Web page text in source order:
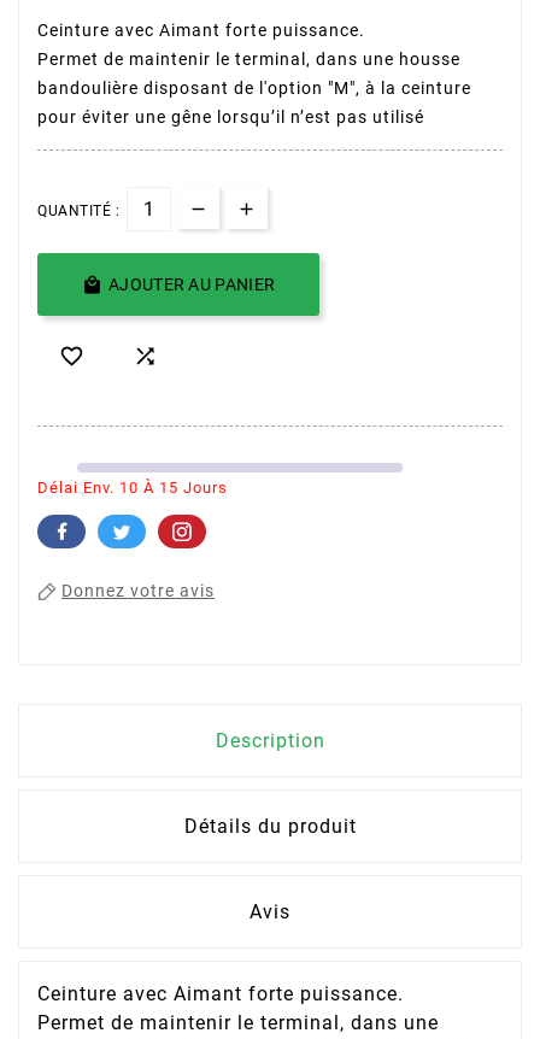
Ceinture avec Aimant forte puissance.
Permet de maintenir le terminal, dans une housse
bandoulière disposant de l'option "M", à la ceinture
pour éviter une gêne lorsqu’il n’est pas utilisé
QUANTITÉ :
 AJOUTER AU PANIER
 
Délai Env. 10 À 15 Jours
Donnez votre avis
Description
Détails du produit
Avis
Ceinture avec Aimant forte puissance.
Permet de maintenir le terminal, dans une